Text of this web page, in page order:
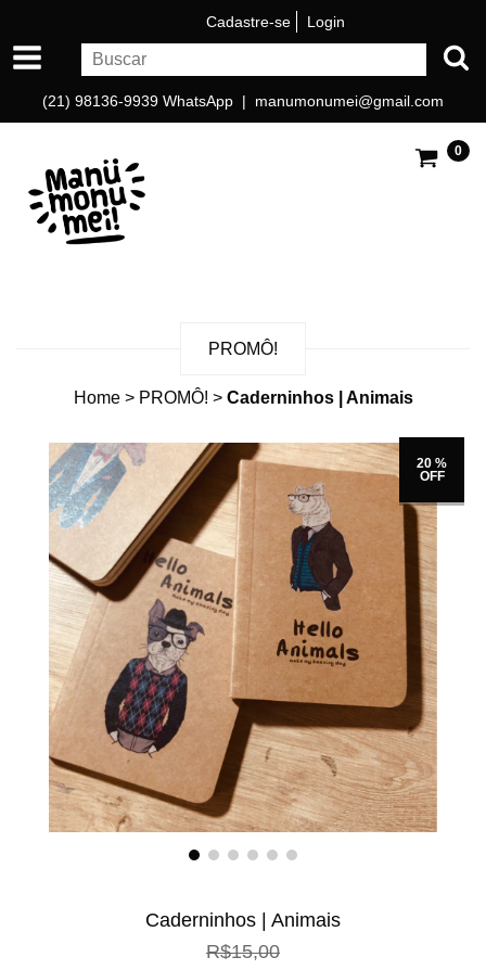
Cadastre-se Login
(21) 98136-9939 WhatsApp | manumonumei@gmail.com
0
PROMÔ!
Home > PROMÔ! > Caderninhos | Animais
20 %
OFF
Caderninhos | Animais
R$15,00